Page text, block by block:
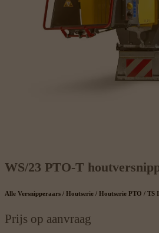
WS/23 PTO-T
Alle Versnipperaars / Houtserie / Houtserie PTO / TS
Prijs op aanvraag